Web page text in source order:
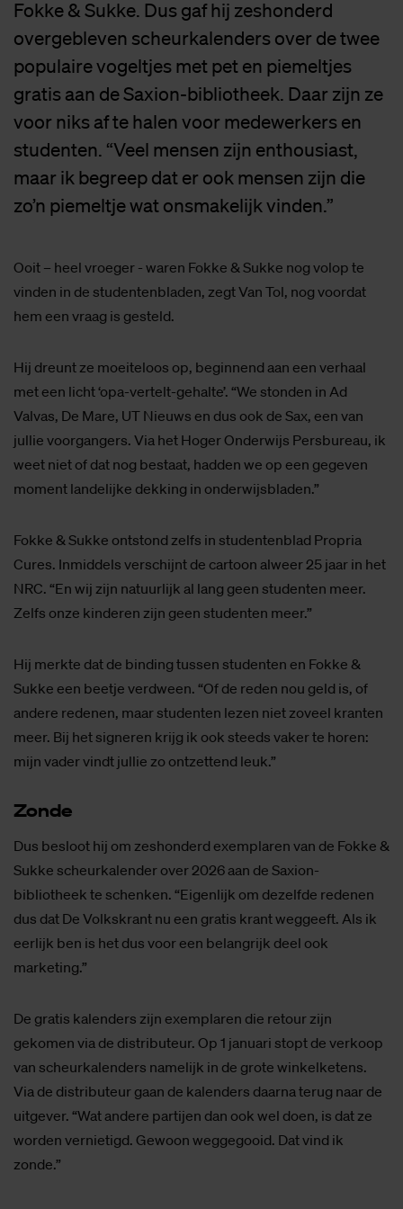
Fokke & Sukke. Dus gaf hij zeshonderd
overgebleven scheurkalenders over de twee
populaire vogeltjes met pet en piemeltjes
gratis aan de Saxion-bibliotheek. Daar zijn ze
voor niks af te halen voor medewerkers en
studenten. “Veel mensen zijn enthousiast,
maar ik begreep dat er ook mensen zijn die
zo’n piemeltje wat onsmakelijk vinden.”
Ooit – heel vroeger - waren Fokke & Sukke nog volop te
vinden in de studentenbladen, zegt Van Tol, nog voordat
hem een vraag is gesteld.
Hij dreunt ze moeiteloos op, beginnend aan een verhaal
met een licht ‘opa-vertelt-gehalte’. “We stonden in Ad
Valvas, De Mare, UT Nieuws en dus ook de Sax, een van
jullie voorgangers. Via het Hoger Onderwijs Persbureau, ik
weet niet of dat nog bestaat, hadden we op een gegeven
moment landelijke dekking in onderwijsbladen.”
Fokke & Sukke ontstond zelfs in studentenblad Propria
Cures. Inmiddels verschijnt de cartoon alweer 25 jaar in het
NRC. “En wij zijn natuurlijk al lang geen studenten meer.
Zelfs onze kinderen zijn geen studenten meer.”
Hij merkte dat de binding tussen studenten en Fokke &
Sukke een beetje verdween. “Of de reden nou geld is, of
andere redenen, maar studenten lezen niet zoveel kranten
meer. Bij het signeren krijg ik ook steeds vaker te horen:
mijn vader vindt jullie zo ontzettend leuk.”
Zon­de
Dus besloot hij om zeshonderd exemplaren van de Fokke &
Sukke scheurkalender over 2026 aan de Saxion-
bibliotheek te schenken. “Eigenlijk om dezelfde redenen
dus dat De Volkskrant nu een gratis krant weggeeft. Als ik
eerlijk ben is het dus voor een belangrijk deel ook
marketing.”
De gratis kalenders zijn exemplaren die retour zijn
gekomen via de distributeur. Op 1 januari stopt de verkoop
van scheurkalenders namelijk in de grote winkelketens.
Via de distributeur gaan de kalenders daarna terug naar de
uitgever. “Wat andere partijen dan ook wel doen, is dat ze
worden vernietigd. Gewoon weggegooid. Dat vind ik
zonde.”